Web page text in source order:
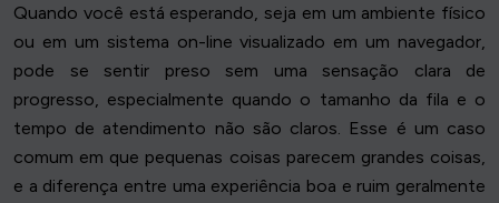
Quando você está esperando, seja em um ambiente físico
ou em um sistema on-line visualizado em um navegador,
pode se sentir preso sem uma sensação clara de
progresso, especialmente quando o tamanho da fila e o
tempo de atendimento não são claros. Esse é um caso
comum em que pequenas coisas parecem grandes coisas,
e a diferença entre uma experiência boa e ruim geralmente